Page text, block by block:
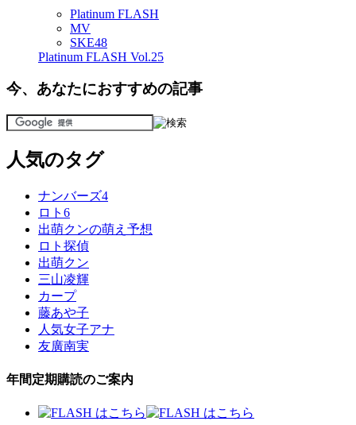
Platinum FLASH
MV
SKE48
Platinum FLASH Vol.25
今、あなたにおすすめの記事
人気のタグ
ナンバーズ4
ロト6
出萌クンの萌え予想
ロト探偵
出萌クン
三山凌輝
カープ
藤あや子
人気女子アナ
友廣南実
年間定期購読のご案内